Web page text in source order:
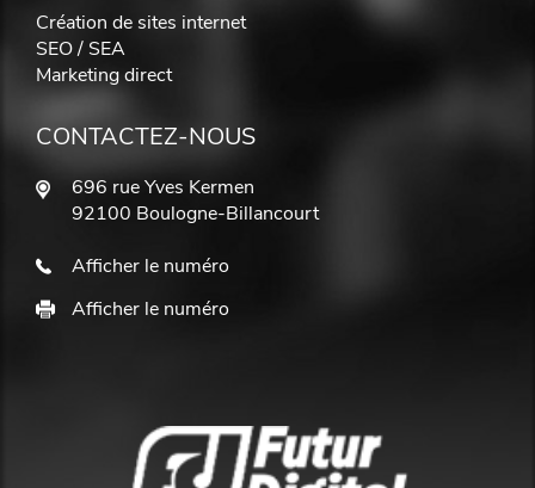
Création de sites internet
SEO / SEA
Marketing direct
CONTACTEZ-NOUS
696 rue Yves Kermen
92100 Boulogne-Billancourt
Afficher le numéro
Afficher le numéro